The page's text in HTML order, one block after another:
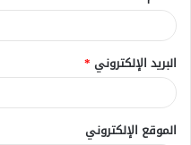
البريد الإلكتروني *
الموقع الإلكتروني